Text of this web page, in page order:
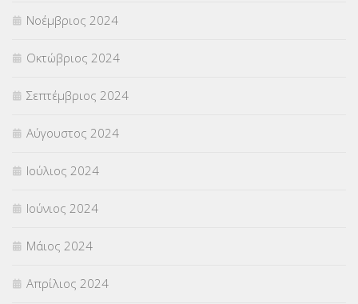
Νοέμβριος 2024
Οκτώβριος 2024
Σεπτέμβριος 2024
Αύγουστος 2024
Ιούλιος 2024
Ιούνιος 2024
Μάιος 2024
Απρίλιος 2024